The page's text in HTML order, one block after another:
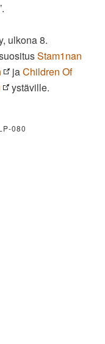
ulkona 8.
Stam1nan
jaChildren Of
ystäville.
080